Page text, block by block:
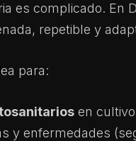
es complicado. En
repetible y
para:
en
y enfermedades